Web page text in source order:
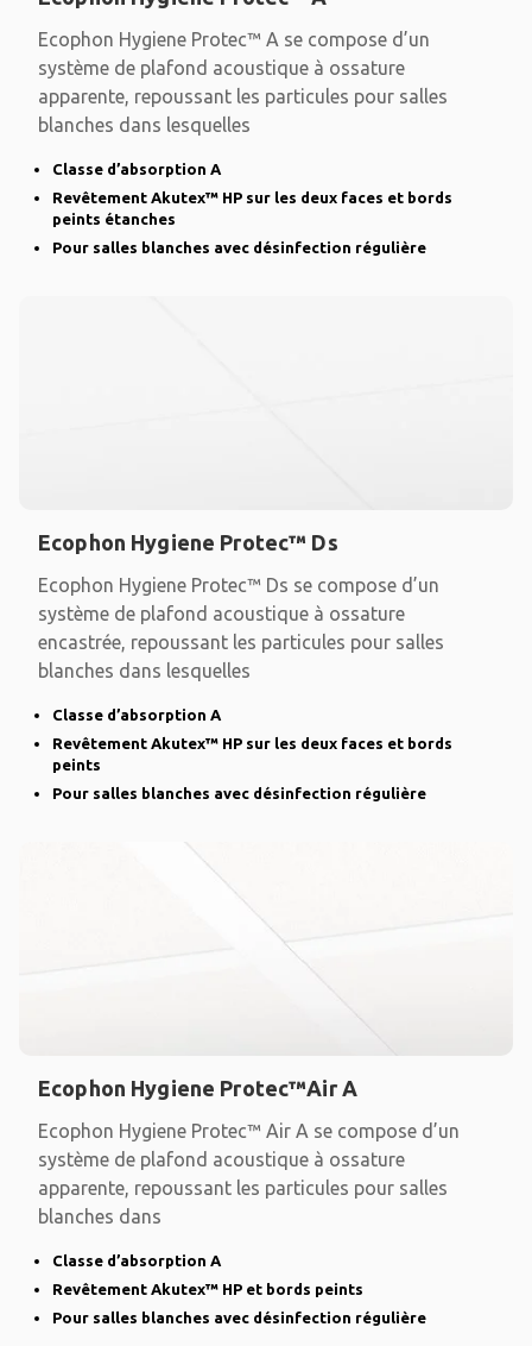
Ecophon Hygiene Protec™ A se compose d’un
système de plafond acoustique à ossature
apparente, repoussant les particules pour salles
blanches dans lesquelles
Classe d’absorption A
Revêtement Akutex™ HP sur les deux faces et bords
peints étanches
Pour salles blanches avec désinfection régulière
Ecophon Hygiene Protec™ Ds
Ecophon Hygiene Protec™ Ds se compose d’un
système de plafond acoustique à ossature
encastrée, repoussant les particules pour salles
blanches dans lesquelles
Classe d’absorption A
Revêtement Akutex™ HP sur les deux faces et bords
peints
Pour salles blanches avec désinfection régulière
Ecophon Hygiene Protec™Air A
Ecophon Hygiene Protec™ Air A se compose d’un
système de plafond acoustique à ossature
apparente, repoussant les particules pour salles
blanches dans
Classe d’absorption A
Revêtement Akutex™ HP et bords peints
Pour salles blanches avec désinfection régulière